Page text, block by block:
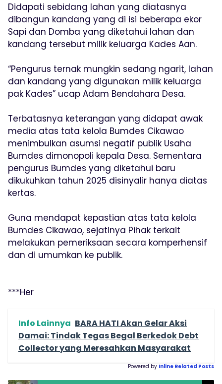
Didapati sebidang lahan yang diatasnya
dibangun kandang yang di isi beberapa ekor
Sapi dan Domba yang diketahui lahan dan
kandang tersebut milik keluarga Kades Aan.
“Pengurus ternak mungkin sedang ngarit, lahan
dan kandang yang digunakan milik keluarga
pak Kades” ucap Adam Bendahara Desa.
Terbatasnya keterangan yang didapat awak
media atas tata kelola Bumdes Cikawao
menimbulkan asumsi negatif publik Usaha
Bumdes dimonopoli kepala Desa. Sementara
pengurus Bumdes yang diketahui baru
dikukuhkan tahun 2025 disinyalir hanya diatas
kertas.
Guna mendapat kepastian atas tata kelola
Bumdes Cikawao, sejatinya Pihak terkait
melakukan pemeriksaan secara komperhensif
dan di umumkan ke publik.
***Her
Info Lainnya BARA HATI Akan Gelar Aksi
Damai: Tindak Tegas Begal Berkedok Debt
Collector yang Meresahkan Masyarakat
Powered by Inline Related Posts